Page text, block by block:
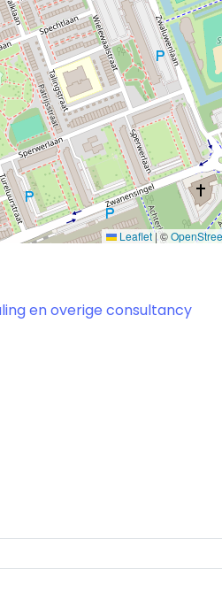
Leaflet |©
en overige consultancy